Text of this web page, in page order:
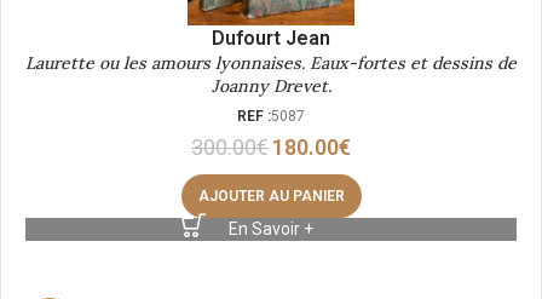
Dufourt Jean
Laurette ou les amours lyonnaises. Eaux-fortes et dessins de
Joanny Drevet.
REF :5087
300.00€180.00€
AJOUTER AU PANIER
En Savoir +